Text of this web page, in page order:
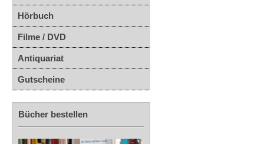
Hörbuch
Filme / DVD
Antiquariat
Gutscheine
Bücher bestellen